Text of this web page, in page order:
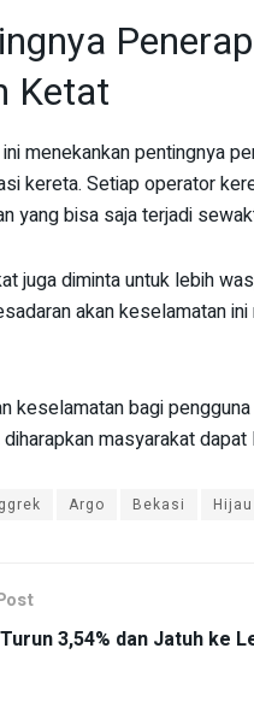
Ketat
menekankan pentingnya
kereta. Setiap operator
yang bisa saja terjadi
juga diminta untuk lebih
akan keselamatan
keselamatan bagi
masyarakat
Argo Bekasi Hijau
3,54% dan Jatuh ke